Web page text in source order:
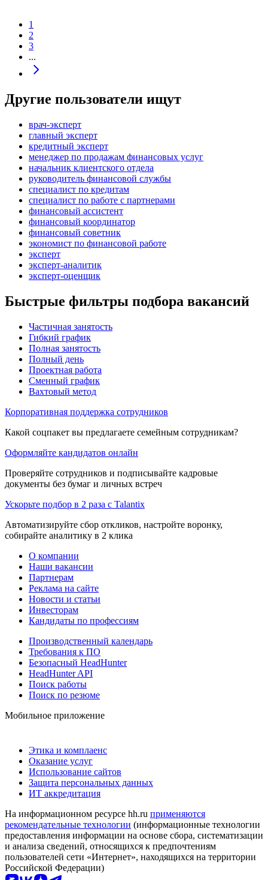
1
2
3
...
Другие пользователи ищут
врач-эксперт
главный эксперт
кредитный эксперт
менеджер по продажам финансовых услуг
начальник клиентского отдела
руководитель финансовой службы
специалист по кредитам
специалист по работе с партнерами
финансовый ассистент
финансовый координатор
финансовый советник
экономист по финансовой работе
эксперт
эксперт-аналитик
эксперт-оценщик
Быстрые фильтры подбора вакансий
Частичная занятость
Гибкий график
Полная занятость
Полный день
Проектная работа
Сменный график
Вахтовый метод
Корпоративная поддержка сотрудников
Какой соцпакет вы предлагаете семейным сотрудникам?
Оформляйте кандидатов онлайн
Проверяйте сотрудников и подписывайте кадровые
документы без бумаг и личных встреч
Ускорьте подбор в 2 раза с Talantix
Автоматизируйте сбор откликов, настройте воронку,
собирайте аналитику в 2 клика
О компании
Наши вакансии
Партнерам
Реклама на сайте
Новости и статьи
Инвесторам
Кандидаты по профессиям
Производственный календарь
Требования к ПО
Безопасный HeadHunter
HeadHunter API
Поиск работы
Поиск по резюме
Мобильное приложение
Этика и комплаенс
Оказание услуг
Использование сайтов
Защита персональных данных
ИТ аккредитация
На информационном ресурсе hh.ru применяются
рекомендательные технологии (информационные технологии
предоставления информации на основе сбора, систематизации
и анализа сведений, относящихся к предпочтениям
пользователей сети «Интернет», находящихся на территории
Российской Федерации)